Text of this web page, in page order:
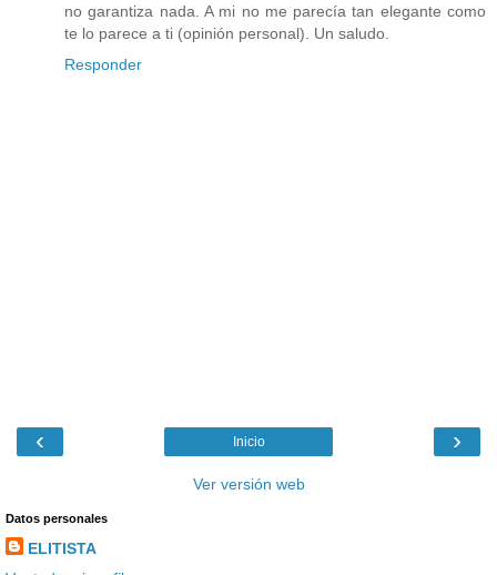
no garantiza nada. A mi no me parecía tan elegante como
te lo parece a ti (opinión personal). Un saludo.
Responder
‹ ›
Inicio
Ver versión web
Datos personales
ELITISTA